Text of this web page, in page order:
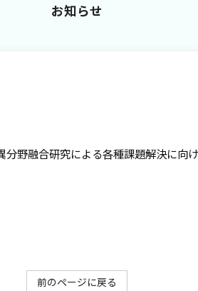
お知らせ
野融合研究による各種課題解決に向
前のページに戻る